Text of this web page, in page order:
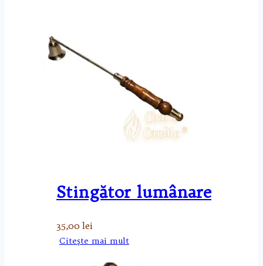
Stingător lumânare
35,00 lei
Citește mai mult